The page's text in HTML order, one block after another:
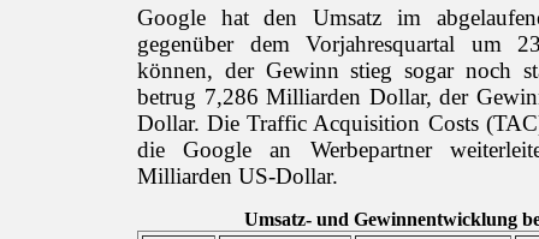
Google hat den Umsatz im
gegenüber dem Vorjahresquartal um
können, der Gewinn stieg sogar noch
betrug 7,286 Milliarden Dollar, der
Dollar. Die Traffic Acquisition Costs
die Google an Werbepartner
Milliarden US-Dollar.
Umsatz- und Gewinnentwicklung